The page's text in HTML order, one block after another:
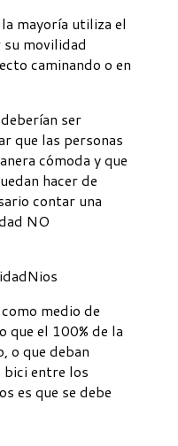
mayoría utiliza el
movilidad
caminando o en
ser
que las personas
cómoda y que
hacer de
contar una
NO
medio de
que el 100% de la
o que deban
bici entre los
es que se debe